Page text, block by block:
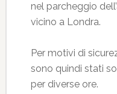
nel parcheggio
vicino a Londra.
Per motivi di
sono quindi stati
per diverse ore.